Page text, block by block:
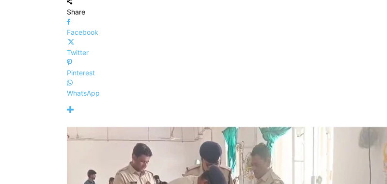
Share
Facebook
Twitter
Pinterest
WhatsApp